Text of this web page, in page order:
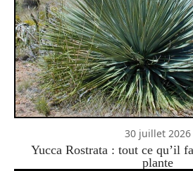
30 juillet 2026
Yucca Rostrata : tout ce qu’il
plante